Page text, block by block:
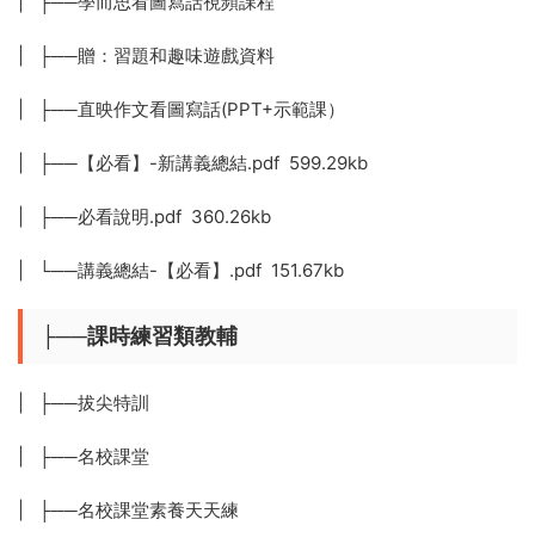
| ├──贈：習題和趣味遊戲資料
| ├──直映作文看圖寫話(PPT+示範課）
| ├──【必看】-新講義總結.pdf 599.29kb
| ├──必看說明.pdf 360.26kb
| └──講義總結-【必看】.pdf 151.67kb
├──課時練習類教輔
| ├──拔尖特訓
| ├──名校課堂
| ├──名校課堂素養天天練